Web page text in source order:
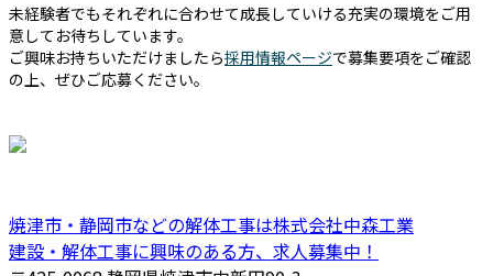
未経験者でもそれぞれに合わせて成長していける充実の環境をご用
意してお待ちしています。
ご興味お持ちいただけましたら採用情報ページで募集要項をご確認
の上、ぜひご応募ください。
焼津市・静岡市などの解体工事は株式会社中森工業
建設・解体工事に興味のある方、求人募集中！